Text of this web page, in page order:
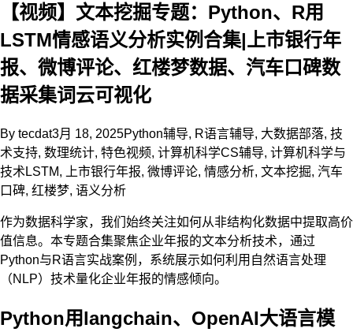
【视频】文本挖掘专题：Python、R用
LSTM情感语义分析实例合集|上市银行年
报、微博评论、红楼梦数据、汽车口碑数
据采集词云可视化
By tecdat3月 18, 2025Python辅导, R语言辅导, 大数据部落, 技
术支持, 数理统计, 特色视频, 计算机科学CS辅导, 计算机科学与
技术LSTM, 上市银行年报, 微博评论, 情感分析, 文本挖掘, 汽车
口碑, 红楼梦, 语义分析
作为数据科学家，我们始终关注如何从非结构化数据中提取高价
值信息。本专题合集聚焦企业年报的文本分析技术，通过
Python与R语言实战案例，系统展示如何利用自然语言处理
（NLP）技术量化企业年报的情感倾向。
Python用langchain、OpenAI大语言模